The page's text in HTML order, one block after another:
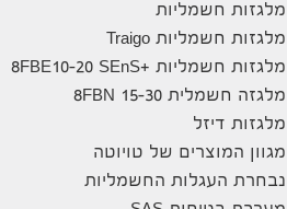
מלגזות חשמליות
מלגזות חשמליות Traigo
מלגזות חשמליות +8FBE10-20 SEnS
מלגזה חשמלית 8FBN 15-30
מלגזות דיזל
מגוון המוצרים של טויוטה
נבחרת העגלות החשמליות